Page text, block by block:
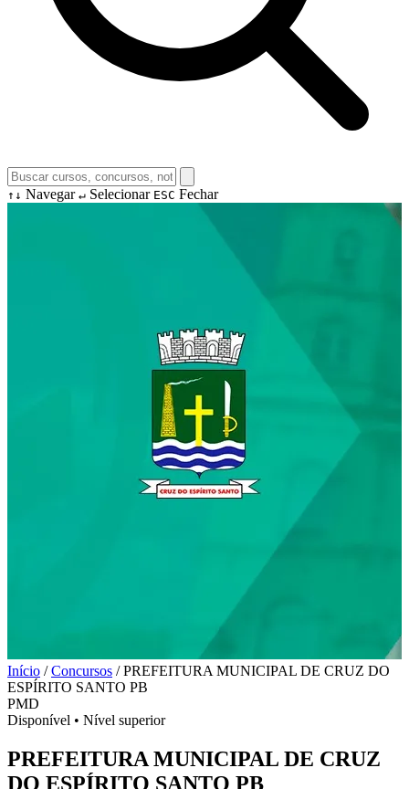
↑↓ Navegar ↵ Selecionar ESC Fechar
Início / Concursos / PREFEITURA MUNICIPAL DE CRUZ DO
ESPÍRITO SANTO PB
PMD
Disponível • Nível superior
PREFEITURA MUNICIPAL DE CRUZ
DO ESPÍRITO SANTO PB